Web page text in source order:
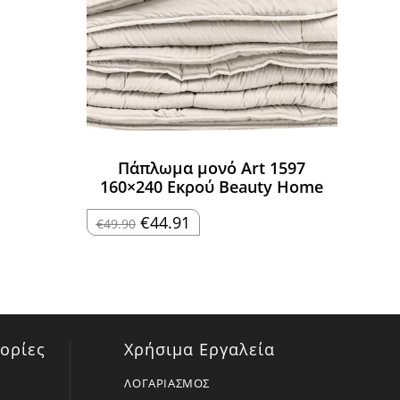
Πάπλωμα μονό Art 1597
160×240 Εκρού Beauty Home
€49.90 Original
price
€44.91 Η
τρέχουσα
Χρήσιμα Εργαλεία
ΛΟΓΑΡΙΑΣΜΟΣ